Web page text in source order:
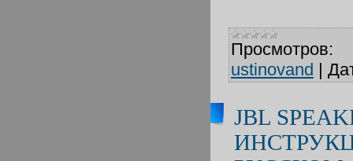
Просмотров:
ustinovand |
JBL